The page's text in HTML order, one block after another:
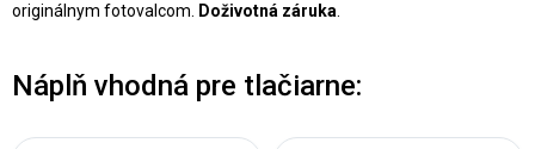
originálnym fotovalcom.
Doživotná záruka
Náplň vhodná pre tlačiarne: